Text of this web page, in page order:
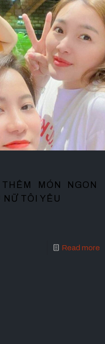
MÓN NGON
TÔI YÊU
Read more